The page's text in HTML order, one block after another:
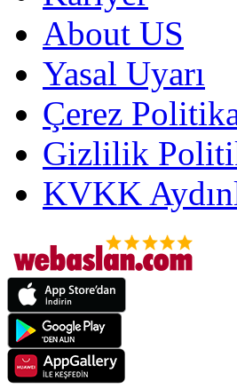
About US
Yasal Uyarı
Çerez
Gizlilik
KVKK